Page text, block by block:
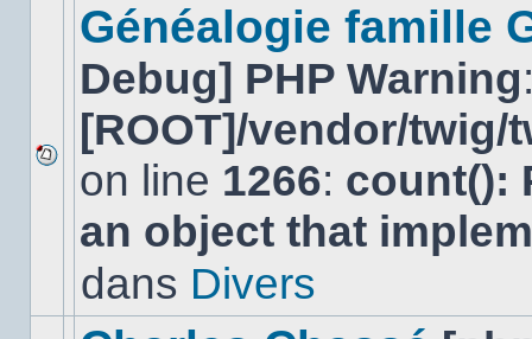
Aucun
nouveau
message
non-
dans
Généalogie famille
Debug] PHP Warning
[ROOT]/vendor/
on line 1266: count():
an object that
dans Divers